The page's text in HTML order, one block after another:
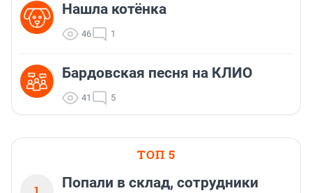
Нашла котёнка
46 1
Бардовская песня на КЛИО
41 5
ТОП 5
Попали в склад, сотрудники